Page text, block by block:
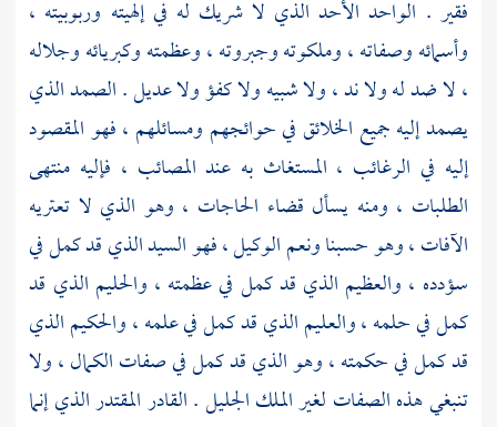
فقير . الواحد الأحد الذي لا شريك له في إلهيته وربوبيته ،
وأسمائه وصفاته ، وملكوته وجبروته ، وعظمته وكبريائه وجلاله
، لا ضد له ولا ند ، ولا شبيه ولا كفؤ ولا عديل . الصمد الذي
يصمد إليه جميع الخلائق في حوائجهم ومسائلهم ، فهو المقصود
إليه في الرغائب ، المستغاث به عند المصائب ، فإليه منتهى
الطلبات ، ومنه يسأل قضاء الحاجات ، وهو الذي لا تعتريه
الآفات ، وهو حسبنا ونعم الوكيل ، فهو السيد الذي قد كمل في
سؤدده ، والعظيم الذي قد كمل في عظمته ، والحليم الذي قد
كمل في حلمه ، والعليم الذي قد كمل في علمه ، والحكيم الذي
قد كمل في حكمته ، وهو الذي قد كمل في صفات الكمال ، ولا
تنبغي هذه الصفات لغير الملك الجليل . القادر المقتدر الذي إنما